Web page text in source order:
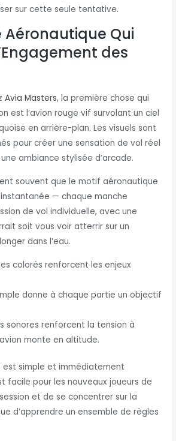
sur cette seule tentative.
Aéronautique Qui
des
Avia Masters, la première chose qui
est l’avion rouge vif survolant un ciel
en arrière-plan. Les visuels sont
pour créer une sensation de vol réel
ambiance stylisée d’arcade.
souvent que le motif aéronautique
— chaque manche
de vol individuelle, avec une
soit vous voir atterrir sur un
dans l’eau.
colorés renforcent les enjeux
donne à chaque partie un objectif
sonores renforcent la tension à
monte en altitude.
est simple et immédiatement
facile pour les nouveaux joueurs de
et de se concentrer sur la
d’apprendre un ensemble de règles